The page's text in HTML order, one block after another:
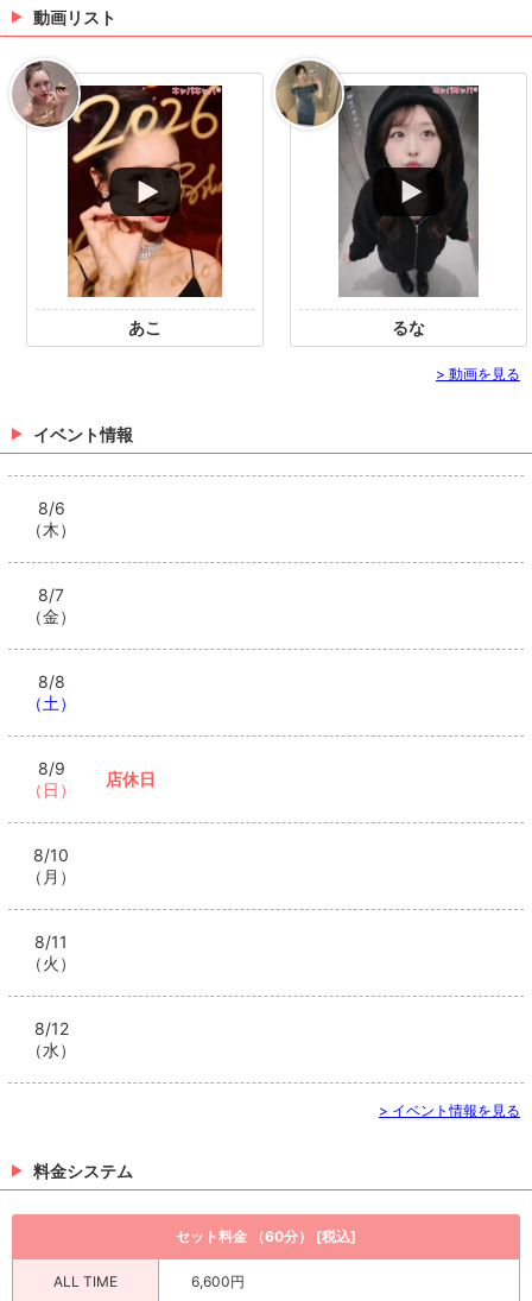
まこ
> 出勤情報を見る
動画リスト
あこ るな
> 動画を見る
イベント情報
8/6
（木）
8/7
（金）
8/8
（土）
8/9
（日）
店休日
8/10
（月）
8/11
（火）
8/12
（水）
> イベント情報を見る
料金システム
セット料金 （60分） [税込]
ALL TIME 6,600円